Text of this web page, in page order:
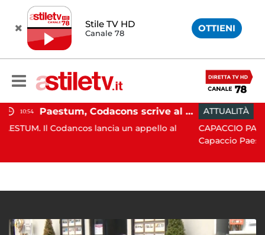
Stile TV HD
Canale 78 OTTIENI
Paestum, Codacons scrive al ministro Giuli: "Rilanciare scavi dell'Anfiteatro nell'area archeologica"
lancia un appello al
ATTUALITÀ 15:05
CAPACCIO PAESTUM. Incisiva